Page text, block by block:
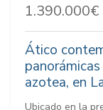
1.390.000€
Ático
azotea, en
Ubicado en la